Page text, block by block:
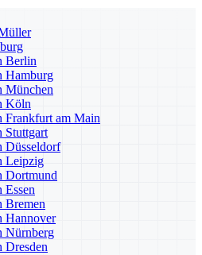
Berlin
Hamburg
München
Köln
Frankfurt am Main
Stuttgart
Düsseldorf
Leipzig
Dortmund
Essen
Bremen
Hannover
Nürnberg
Dresden